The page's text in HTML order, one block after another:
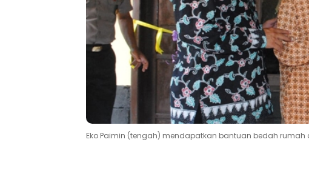
Eko Paimin (tengah) mendapatkan bantuan bedah rumah